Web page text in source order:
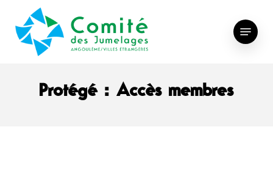
main
Menu
Protégé : Accès membres